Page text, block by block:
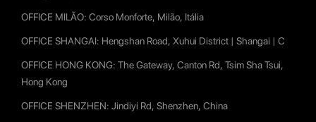
OFFICE MILÃO: Corso Monforte, Milão, Itália
OFFICE SHANGAI: Hengshan Road, Xuhui District | Shangai | C
OFFICE HONG KONG: The Gateway, Canton Rd, Tsim Sha Tsui,
Hong Kong
OFFICE SHENZHEN: Jindiyi Rd, Shenzhen, China